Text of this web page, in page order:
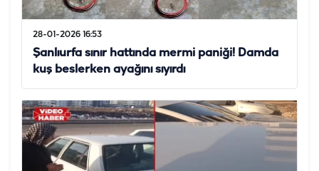
28-01-2026 16:53
Şanlıurfa sınır hattında mermi paniği! Damda
kuş beslerken ayağını sıyırdı